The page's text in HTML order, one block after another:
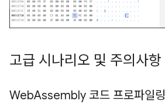
고급 시나리오 및 주의사항
WebAssembly 코드 프로파일링